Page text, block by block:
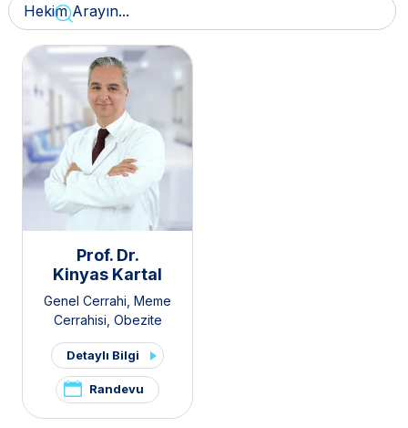
Prof. Dr.
Kinyas Kartal
Genel Cerrahi, Meme
Cerrahisi, Obezite
Cerrahisi,Endokrin
Cerrahisi,Gastroenteroloji
Cerrahisi
Detaylı Bilgi
Randevu